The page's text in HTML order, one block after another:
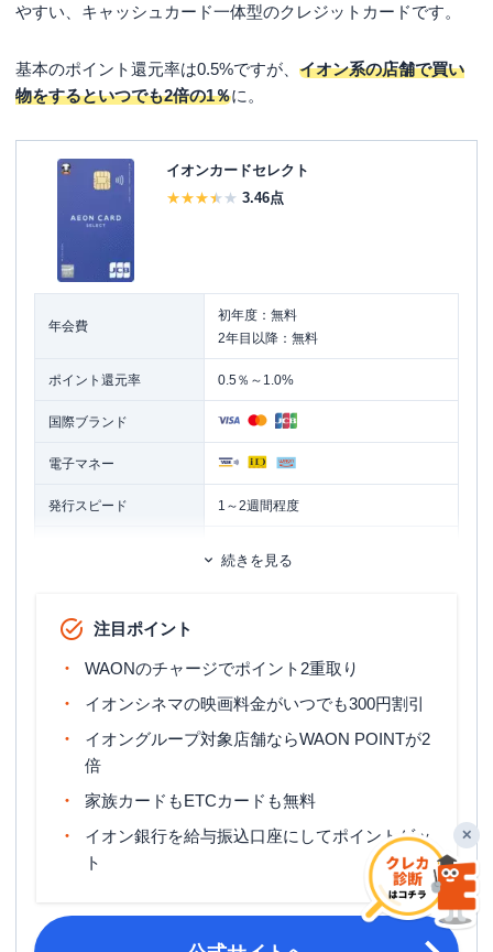
やすい、キャッシュカード一体型のクレジットカードです。
基本のポイント還元率は0.5%ですが、 イオン系の店舗で買い
物をするといつでも2倍の1％に。
イオンカードセレクト
3.46点
年会費
初年度：無料
2年目以降：無料
ポイント還元率 0.5％～1.0%
国際ブランド
電子マネー
発行スピード 1～2週間程度
家族カード
ETCカード発行期間
お申込と同時にETCカードを申込の場
合は、2～3週間程度
ポイント名
締め日：毎月10日・支払日：翌月2日
18歳以上で電話連絡可能な方。※高校
続きを見る
注目ポイント
WAONのチャージでポイント2重取り
イオンシネマの映画料金がいつでも300円割引
イオングループ対象店舗ならWAON POINTが2
倍
家族カードもETCカードも無料
イオン銀行を給与振込口座にしてポイントゲッ
ト
✕